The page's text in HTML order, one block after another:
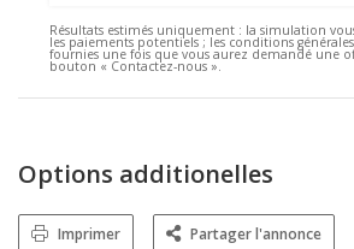
Résultats estimés uniquement : la simulation
les paiements potentiels ; les conditions
fournies une fois que vous aurez demandé une
bouton « Contactez-nous ».
Options additionelles
Imprimer Partager l'annonce